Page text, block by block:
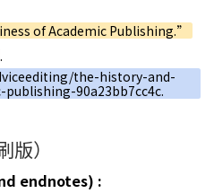
of Academic Publishing.”
.
the-history-and-
90a23bb7cc4c.
）
endnotes) :